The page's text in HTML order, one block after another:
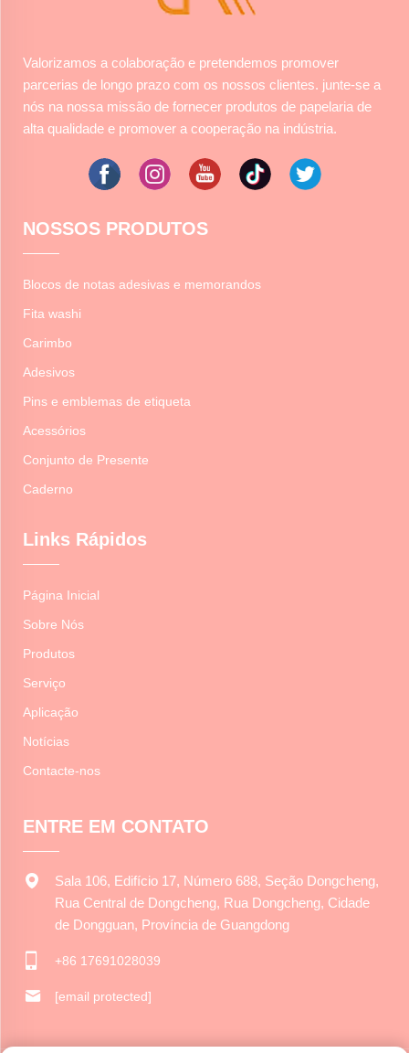
Valorizamos a colaboração e pretendemos promover
parcerias de longo prazo com os nossos clientes. junte-se a
nós na nossa missão de fornecer produtos de papelaria de
alta qualidade e promover a cooperação na indústria.
NOSSOS PRODUTOS
Blocos de notas adesivas e memorandos
Fita washi
Carimbo
Adesivos
Pins e emblemas de etiqueta
Acessórios
Conjunto de Presente
Caderno
Links Rápidos
Página Inicial
Sobre Nós
Produtos
Serviço
Aplicação
Notícias
Contacte-nos
ENTRE EM CONTATO
Sala 106, Edifício 17, Número 688, Seção Dongcheng,
Rua Central de Dongcheng, Rua Dongcheng, Cidade
de Dongguan, Província de Guangdong
+86 17691028039
[email protected]